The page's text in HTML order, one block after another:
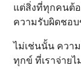
แต่สิ่งที่ทุกคนต้
ความรับผิดชอบ
ไม่เช่นนั้น ควา
ทุกข์ ที่เราจ่ายไ